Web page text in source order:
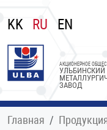
KK RU EN
УЛЬБИНСКИЙ
ЗАВОД
АКЦИОНЕРНОЕ
Главная